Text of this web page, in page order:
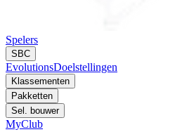
Spelers
SBC
EvolutionsDoelstellingen
Klassementen
Pakketten
Sel. bouwer
MyClub